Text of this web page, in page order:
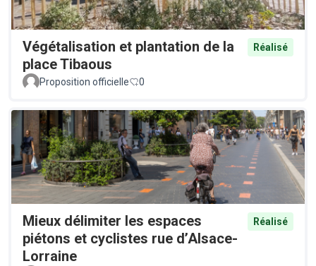
Végétalisation et plantation de la
place Tibaous
Réalisé
Proposition officielle 0
Mieux délimiter les espaces
piétons et cyclistes rue d’Alsace-
Lorraine
Réalisé